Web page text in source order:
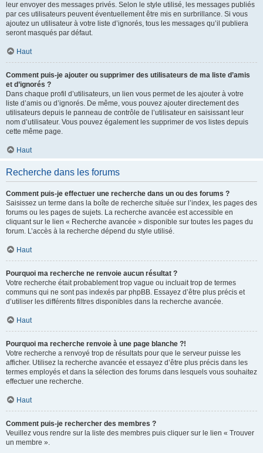
leur envoyer des messages privés. Selon le style utilisé, les messages publiés
par ces utilisateurs peuvent éventuellement être mis en surbrillance. Si vous
ajoutez un utilisateur à votre liste d’ignorés, tous les messages qu’il publiera
seront masqués par défaut.
Haut
Comment puis-je ajouter ou supprimer des utilisateurs de ma liste d’amis
et d’ignorés ?
Dans chaque profil d’utilisateurs, un lien vous permet de les ajouter à votre
liste d’amis ou d’ignorés. De même, vous pouvez ajouter directement des
utilisateurs depuis le panneau de contrôle de l’utilisateur en saisissant leur
nom d’utilisateur. Vous pouvez également les supprimer de vos listes depuis
cette même page.
Haut
Recherche dans les forums
Comment puis-je effectuer une recherche dans un ou des forums ?
Saisissez un terme dans la boîte de recherche située sur l’index, les pages des
forums ou les pages de sujets. La recherche avancée est accessible en
cliquant sur le lien « Recherche avancée » disponible sur toutes les pages du
forum. L’accès à la recherche dépend du style utilisé.
Haut
Pourquoi ma recherche ne renvoie aucun résultat ?
Votre recherche était probablement trop vague ou incluait trop de termes
communs qui ne sont pas indexés par phpBB. Essayez d’être plus précis et
d’utiliser les différents filtres disponibles dans la recherche avancée.
Haut
Pourquoi ma recherche renvoie à une page blanche ?!
Votre recherche a renvoyé trop de résultats pour que le serveur puisse les
afficher. Utilisez la recherche avancée et essayez d’être plus précis dans les
termes employés et dans la sélection des forums dans lesquels vous souhaitez
effectuer une recherche.
Haut
Comment puis-je rechercher des membres ?
Veuillez vous rendre sur la liste des membres puis cliquer sur le lien « Trouver
un membre ».